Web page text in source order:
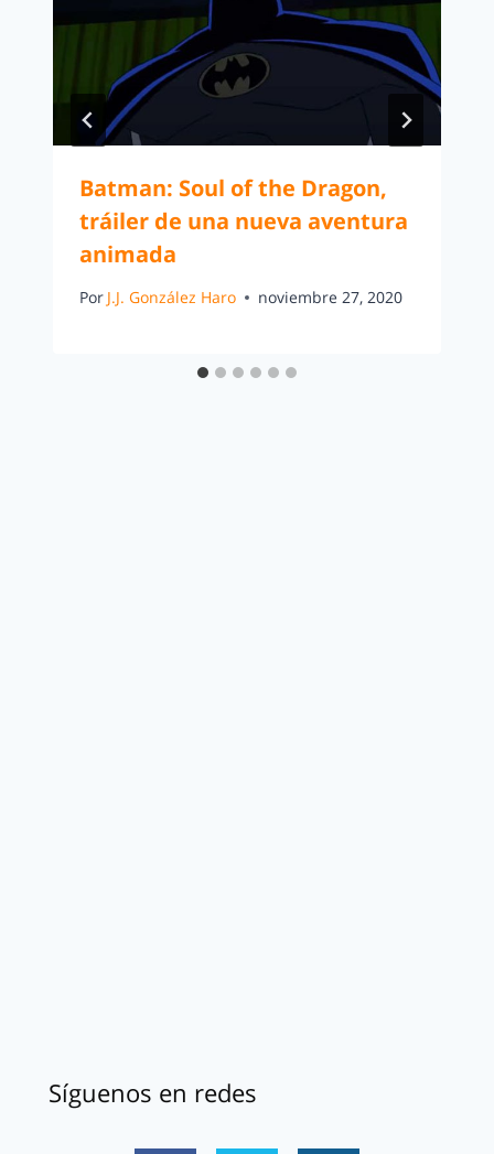
Batman: Soul of the Dragon,
tráiler de una nueva aventura
animada
Por J.J. González Haro noviembre 27, 2020
Síguenos en redes